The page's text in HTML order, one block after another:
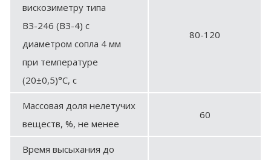
вискозиметру типа
ВЗ-246 (ВЗ-4) с
диаметром сопла 4 мм
при температуре
(20±0,5)°С, с
80-120
Массовая доля нелетучих
веществ, %, не менее
60
Время высыхания до